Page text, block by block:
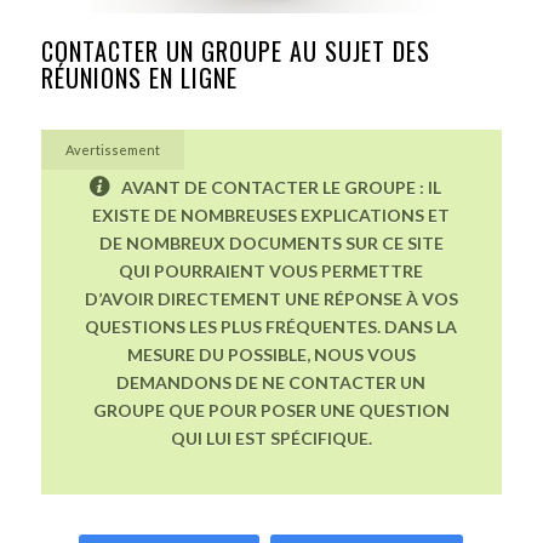
CONTACTER UN GROUPE AU SUJET DES
RÉUNIONS EN LIGNE
Avertissement
AVANT DE CONTACTER LE GROUPE : IL
EXISTE DE NOMBREUSES EXPLICATIONS ET
DE NOMBREUX DOCUMENTS SUR CE SITE
QUI POURRAIENT VOUS PERMETTRE
D’AVOIR DIRECTEMENT UNE RÉPONSE À VOS
QUESTIONS LES PLUS FRÉQUENTES. DANS LA
MESURE DU POSSIBLE, NOUS VOUS
DEMANDONS DE NE CONTACTER UN
GROUPE QUE POUR POSER UNE QUESTION
QUI LUI EST SPÉCIFIQUE.